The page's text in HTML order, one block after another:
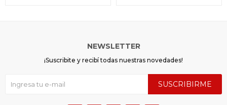
NEWSLETTER
¡Suscribite y recibí todas nuestras novedades!
SUSCRIBIRME